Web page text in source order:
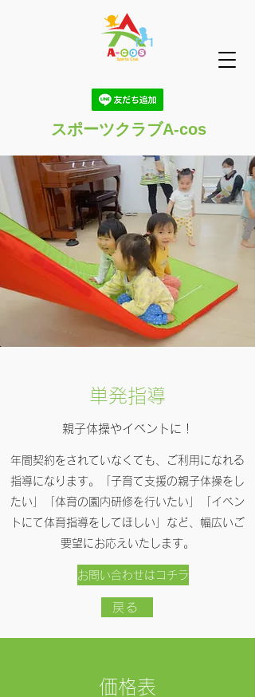
スポーツクラブA-cos
​​単発指導
​​親子体操やイベントに！
​年間契約をされていなくても、ご利用になれる
指導になります。「子育て支援の親子体操をし
たい」「体育の園内研修を行いたい」「イベン
トにて体育指導をしてほしい」など、幅広いご
要望にお応えいたします。
お問い合わせはコチラ
戻る
価格表